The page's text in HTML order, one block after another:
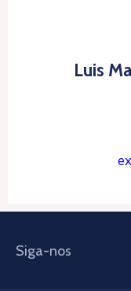
Luis
Siga-nos